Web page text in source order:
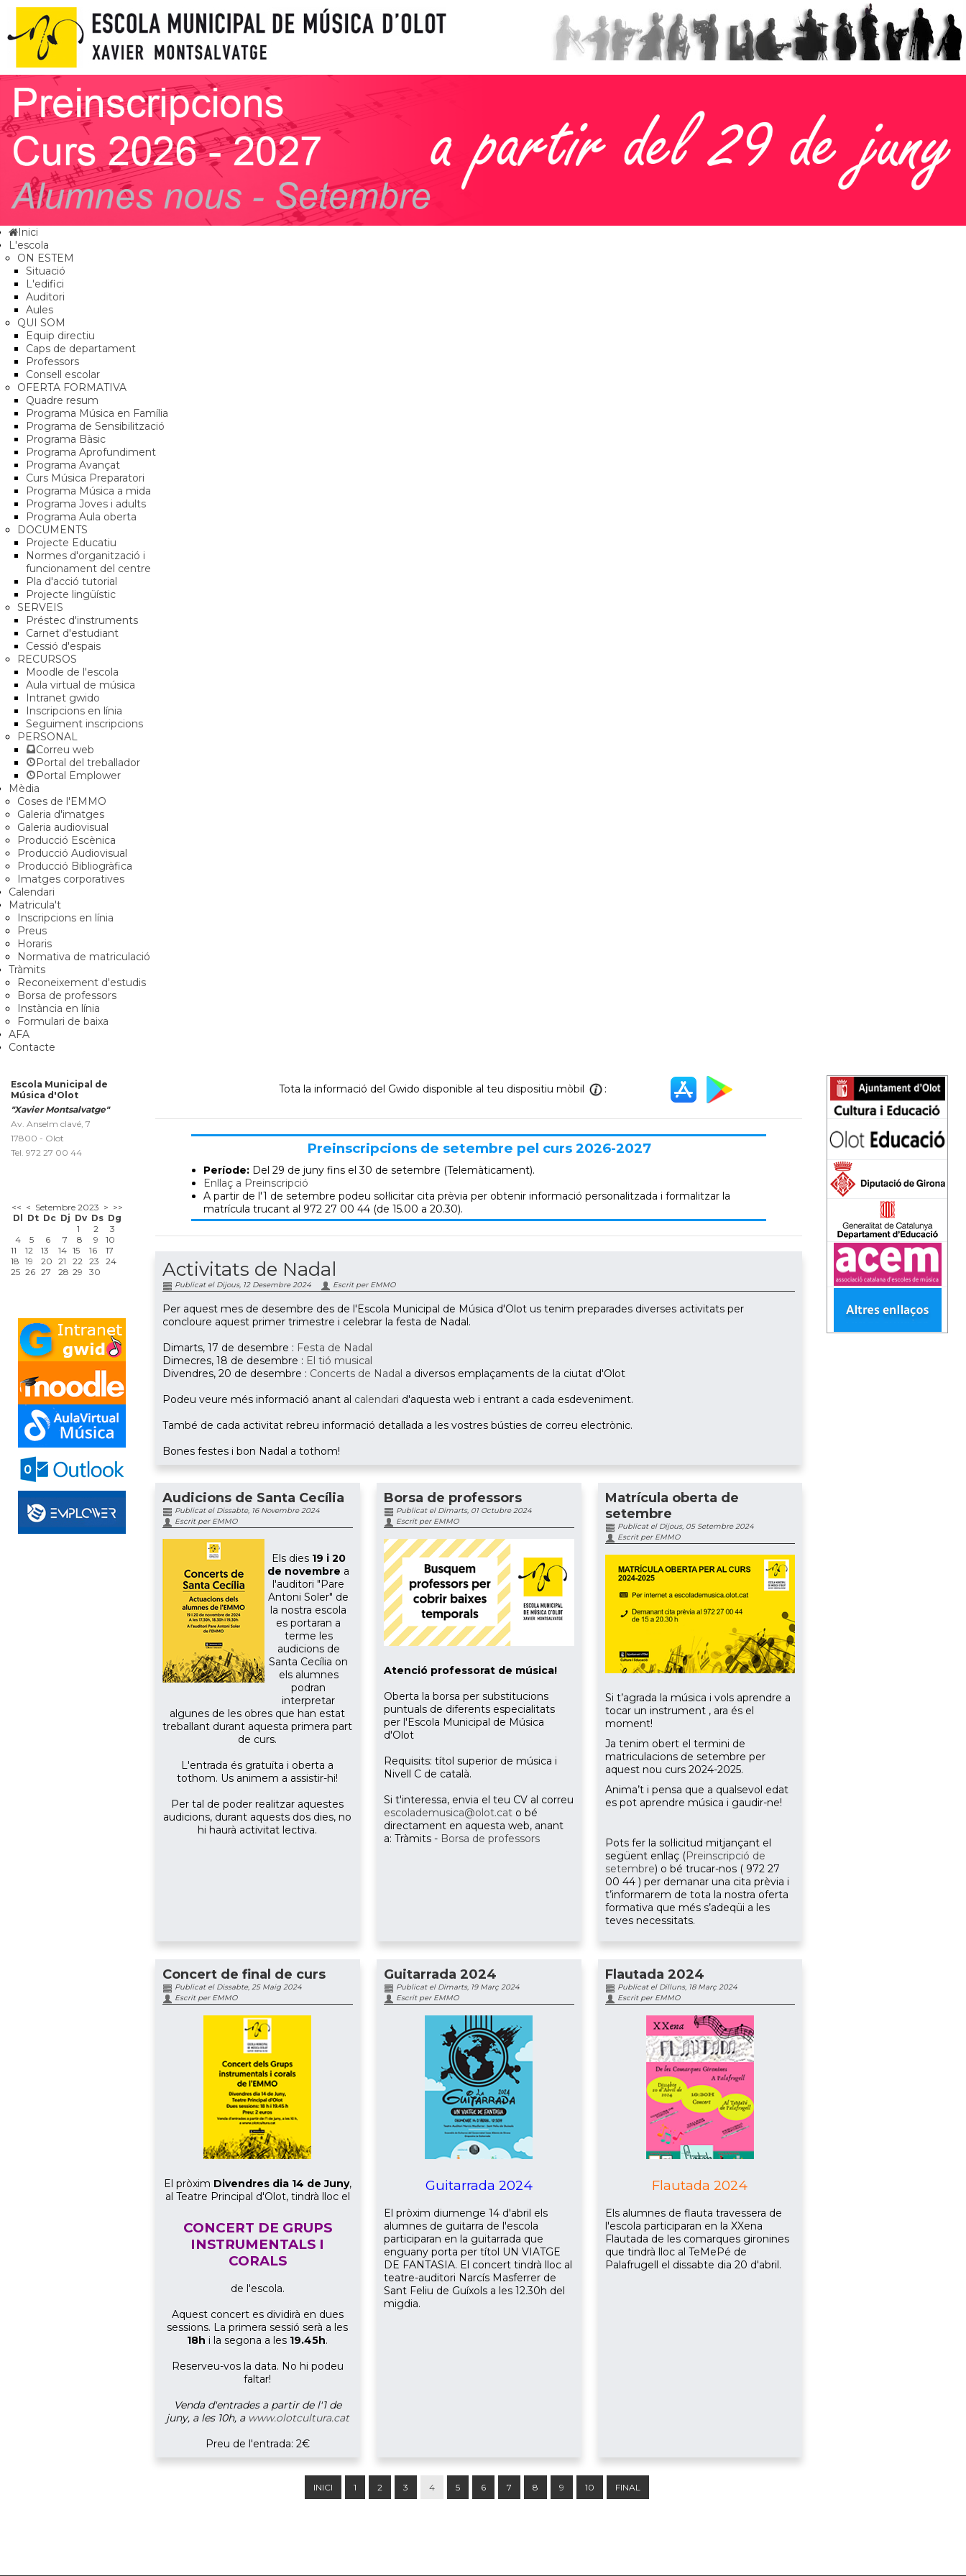
Inici
L'escola
ON ESTEM
Situació
L'edifici
Auditori
Aules
QUI SOM
Equip directiu
Caps de departament
Professors
Consell escolar
OFERTA FORMATIVA
Quadre resum
Programa Música en Família
Programa de Sensibilització
Programa Bàsic
Programa Aprofundiment
Programa Avançat
Curs Música Preparatori
Programa Música a mida
Programa Joves i adults
Programa Aula oberta
DOCUMENTS
Projecte Educatiu
Normes d'organització i
funcionament del centre
Pla d'acció tutorial
Projecte lingüístic
SERVEIS
Préstec d'instruments
Carnet d'estudiant
Cessió d'espais
RECURSOS
Moodle de l'escola
Aula virtual de música
Intranet gwido
Inscripcions en línia
Seguiment inscripcions
PERSONAL
Correu web
Portal del treballador
Portal Emplower
Mèdia
Coses de l'EMMO
Galeria d'imatges
Galeria audiovisual
Producció Escènica
Producció Audiovisual
Producció Bibliogràfica
Imatges corporatives
Calendari
Matricula't
Inscripcions en línia
Preus
Horaris
Normativa de matriculació
Tràmits
Reconeixement d'estudis
Borsa de professors
Instància en línia
Formulari de baixa
AFA
Contacte
Escola Municipal de
Música d'Olot
"Xavier Montsalvatge"
Av. Anselm clavé, 7
17800 - Olot
Tel. 972 27 00 44
<< < Setembre 2023 > >>
Dl
Dt Dc Dj Dv Ds Dg
1
2
3
4
5 6 7 8 9
10
11
12 13 14 15 16
17
18 19 20 21 22 23
24
25 26 27 28 29 30
Tota la informació del Gwido disponible al teu dispositiu mòbil :
Preinscripcions de setembre pel curs 2026-2027
Període: Del 29 de juny fins el 30 de setembre (Telemàticament).
Enllaç a Preinscripció
A partir de l'1 de setembre podeu sol·licitar cita prèvia per obtenir informació personalitzada i formalitzar la
matrícula trucant al 972 27 00 44 (de 15.00 a 20.30).
Activitats de Nadal
Publicat el Dijous, 12 Desembre 2024 Escrit per EMMO
Per aquest mes de desembre des de l'Escola Municipal de Música d'Olot us tenim preparades diverses activitats per
concloure aquest primer trimestre i celebrar la festa de Nadal.
Dimarts, 17 de desembre : Festa de Nadal
Dimecres, 18 de desembre : El tió musical
Divendres, 20 de desembre : Concerts de Nadal a diversos emplaçaments de la ciutat d'Olot
Podeu veure més informació anant al calendari d'aquesta web i entrant a cada esdeveniment.
També de cada activitat rebreu informació detallada a les vostres bústies de correu electrònic.
Bones festes i bon Nadal a tothom!
Audicions de Santa Cecília
Publicat el Dissabte, 16 Novembre 2024
Escrit per EMMO
Els dies 19 i 20
de novembre a
l'auditori "Pare
Antoni Soler" de
la nostra escola
es portaran a
terme les
audicions de
Santa Cecília on
els alumnes
podran
interpretar
algunes de les obres que han estat
treballant durant aquesta primera part
de curs.
L'entrada és gratuïta i oberta a
tothom. Us animem a assistir-hi!
Per tal de poder realitzar aquestes
audicions, durant aquests dos dies, no
hi haurà activitat lectiva.
Borsa de professors
Publicat el Dimarts, 01 Octubre 2024
Escrit per EMMO
Atenció professorat de música!
Oberta la borsa per substitucions
puntuals de diferents especialitats
per l'Escola Municipal de Música
d'Olot
Requisits: títol superior de música i
Nivell C de català.
Si t'interessa, envia el teu CV al correu
escolademusica@olot.cato bé
directament en aquesta web, anant
a: Tràmits - Borsa de professors
Matrícula oberta de
setembre
Publicat el Dijous, 05 Setembre 2024
Escrit per EMMO
Si t’agrada la música i vols aprendre a
tocar un instrument , ara és el
moment!
Ja tenim obert el termini de
matriculacions de setembre per
aquest nou curs 2024-2025.
Anima’t i pensa que a qualsevol edat
es pot aprendre música i gaudir-ne!
Pots fer la sol·licitud mitjançant el
següent enllaç (Preinscripció de
setembre) o bé trucar-nos ( 972 27
00 44 ) per demanar una cita prèvia i
t’informarem de tota la nostra oferta
formativa que més s’adeqüi a les
teves necessitats.
Concert de final de curs
Publicat el Dissabte, 25 Maig 2024
Escrit per EMMO
El pròxim Divendres dia 14 de Juny,
al Teatre Principal d'Olot, tindrà lloc el
CONCERT DE GRUPS
INSTRUMENTALS I
CORALS
de l'escola.
Aquest concert es dividirà en dues
sessions. La primera sessió serà a les
18h i la segona a les 19.45h.
Reserveu-vos la data. No hi podeu
faltar!
Venda d'entrades a partir de l'1 de
juny, a les 10h, a www.olotcultura.cat
Preu de l'entrada: 2€
Guitarrada 2024
Publicat el Dimarts, 19 Març 2024
Escrit per EMMO
Guitarrada 2024
El pròxim diumenge 14 d'abril els
alumnes de guitarra de l'escola
participaran en la guitarrada que
enguany porta per títol UN VIATGE
DE FANTASIA. El concert tindrà lloc al
teatre-auditori Narcís Masferrer de
Sant Feliu de Guíxols a les 12.30h del
migdia.
Flautada 2024
Publicat el Dilluns, 18 Març 2024
Escrit per EMMO
Flautada 2024
Els alumnes de flauta travessera de
l'escola participaran en la XXena
Flautada de les comarques gironines
que tindrà lloc al TeMePé de
Palafrugell el dissabte dia 20 d'abril.
INICI 1 2 3 4 5 6 7 8 9 10 FINAL